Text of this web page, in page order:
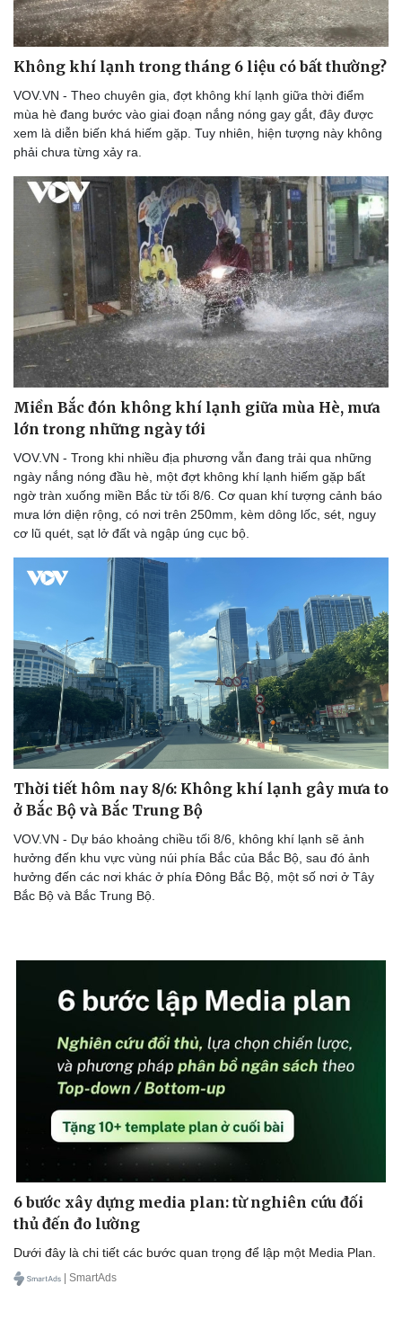
Thông tin doanh nghiệp
Doanh nghiệp 24h
Doanh nhân
Sành điệu
Tin Công nghệ
Không khí lạnh trong tháng 6 liệu có bất thường?
VOV.VN - Theo chuyên gia, đợt không khí lạnh giữa thời điểm
mùa hè đang bước vào giai đoạn nắng nóng gay gắt, đây được
xem là diễn biến khá hiếm gặp. Tuy nhiên, hiện tượng này không
phải chưa từng xảy ra.
Miền Bắc đón không khí lạnh giữa mùa Hè, mưa
lớn trong những ngày tới
VOV.VN - Trong khi nhiều địa phương vẫn đang trải qua những
ngày nắng nóng đầu hè, một đợt không khí lạnh hiếm gặp bất
ngờ tràn xuống miền Bắc từ tối 8/6. Cơ quan khí tượng cảnh báo
mưa lớn diện rộng, có nơi trên 250mm, kèm dông lốc, sét, nguy
cơ lũ quét, sạt lở đất và ngập úng cục bộ.
Thời tiết hôm nay 8/6: Không khí lạnh gây mưa to
ở Bắc Bộ và Bắc Trung Bộ
VOV.VN - Dự báo khoảng chiều tối 8/6, không khí lạnh sẽ ảnh
hưởng đến khu vực vùng núi phía Bắc của Bắc Bộ, sau đó ảnh
hưởng đến các nơi khác ở phía Đông Bắc Bộ, một số nơi ở Tây
Bắc Bộ và Bắc Trung Bộ.
6 bước xây dựng media plan: từ nghiên cứu đối
thủ đến đo lường
Dưới đây là chi tiết các bước quan trọng để lập một Media Plan.
| SmartAds